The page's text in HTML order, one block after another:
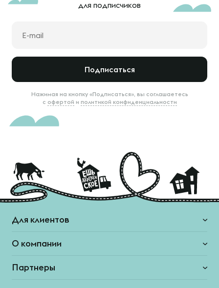
для подписчиков
Подписаться
Нажимая на кнопку «Подписаться», вы соглашаетесь
с офертой и политикой конфиденциальности
Для клиентов
О компании
Партнеры